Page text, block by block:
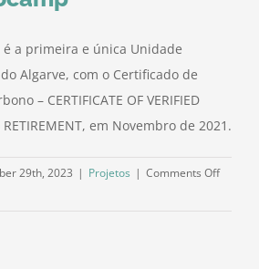
é a primeira e única Unidade
Algarve, com o Certificado de
– CERTIFICATE OF VERIFIED
RETIREMENT, em Novembro de 2021.
29th, 2023 | Projetos | Comments Offon